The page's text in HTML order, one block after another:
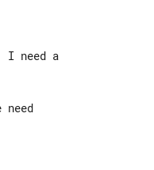
I need a
need